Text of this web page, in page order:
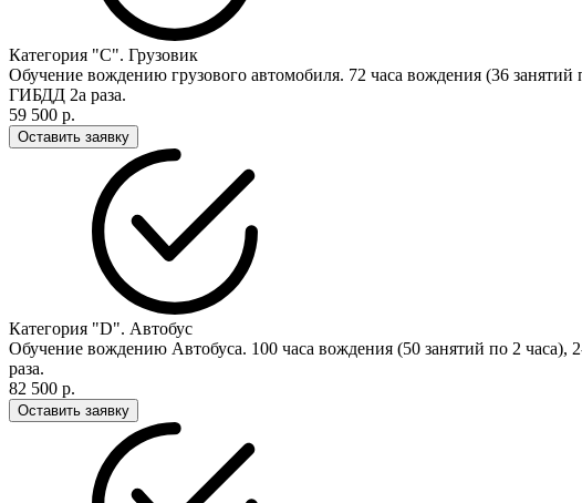
Категория "С". Грузовик
Обучение вождению грузового автомобиля. 72 часа вождения (36
ГИБДД 2а раза.
59 500 р.
Оставить заявку
Категория "D". Автобус
Обучение вождению Автобуса. 100 часа вождения (50 занятий по 2
раза.
82 500 р.
Оставить заявку